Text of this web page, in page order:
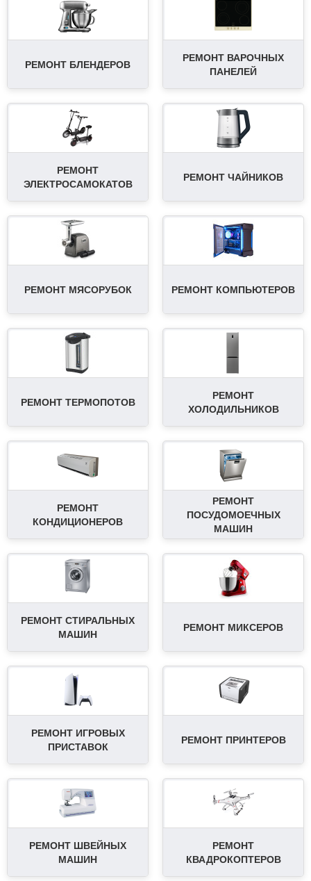
РЕМОНТ БЛЕНДЕРОВ
РЕМОНТ ВАРОЧНЫХ
ПАНЕЛЕЙ
РЕМОНТ
ЭЛЕКТРОСАМОКАТОВ
РЕМОНТ ЧАЙНИКОВ
РЕМОНТ МЯСОРУБОК РЕМОНТ КОМПЬЮТЕРОВ
РЕМОНТ ТЕРМОПОТОВ
РЕМОНТ
ХОЛОДИЛЬНИКОВ
РЕМОНТ
КОНДИЦИОНЕРОВ
РЕМОНТ
ПОСУДОМОЕЧНЫХ
МАШИН
РЕМОНТ СТИРАЛЬНЫХ
МАШИН
РЕМОНТ МИКСЕРОВ
РЕМОНТ ИГРОВЫХ
ПРИСТАВОК
РЕМОНТ ПРИНТЕРОВ
РЕМОНТ ШВЕЙНЫХ
МАШИН
РЕМОНТ
КВАДРОКОПТЕРОВ